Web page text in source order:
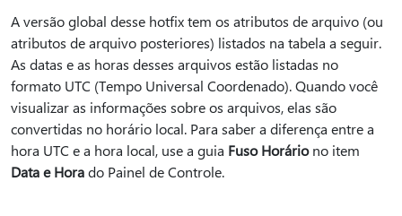
A versão global desse hotfix tem os atributos de arquivo (ou
atributos de arquivo posteriores) listados na tabela a seguir.
As datas e as horas desses arquivos estão listadas no
formato UTC (Tempo Universal Coordenado). Quando você
visualizar as informações sobre os arquivos, elas são
convertidas no horário local. Para saber a diferença entre a
hora UTC e a hora local, use a guia Fuso Horáriono item
Data e Horado Painel de Controle.